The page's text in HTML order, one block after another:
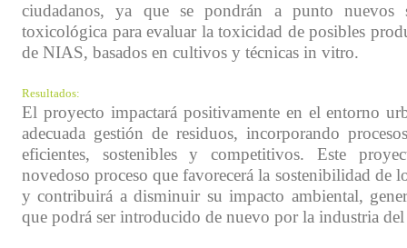
ciudadanos, ya que se pondrán a punto nuevos
toxicológica para evaluar la toxicidad de posibles
de NIAS, basados en cultivos y técnicas in vitro.
Resultados:
El proyecto impactará positivamente en el entorno
adecuada gestión de residuos, incorporando
eficientes, sostenibles y competitivos. Este
novedoso proceso que favorecerá la sostenibilidad de
y contribuirá a disminuir su impacto ambiental,
que podrá ser introducido de nuevo por la industria